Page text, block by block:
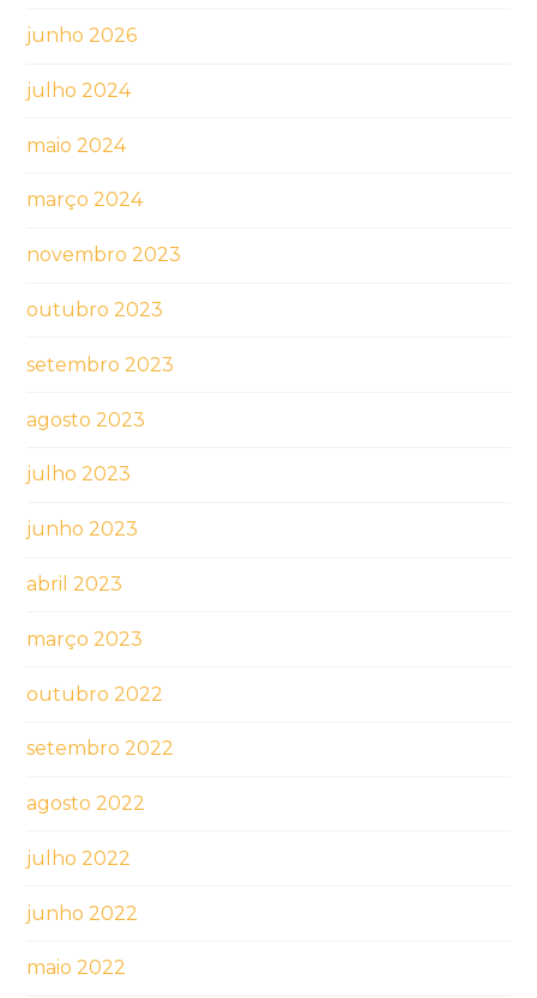
junho 2026
julho 2024
maio 2024
março 2024
novembro 2023
outubro 2023
setembro 2023
agosto 2023
julho 2023
junho 2023
abril 2023
março 2023
outubro 2022
setembro 2022
agosto 2022
julho 2022
junho 2022
maio 2022